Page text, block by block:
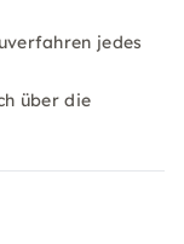
jedes
über die